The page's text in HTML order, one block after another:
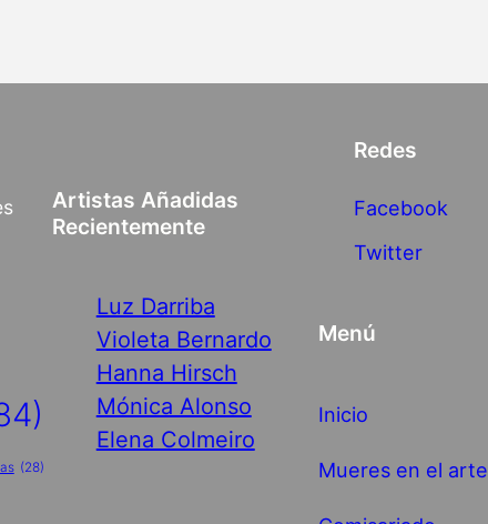
(28)
Artistas Añadidas
Recientemente
Luz Darriba
Violeta Bernardo
Hanna Hirsch
Mónica Alonso
Elena Colmeiro
Redes
Facebook
Twitter
Menú
Inicio
Mueres en el arte